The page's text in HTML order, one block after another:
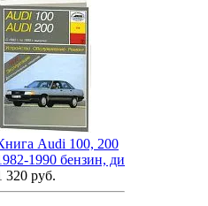
Audi 100, 200
1990 бензин, ди..
320 руб.